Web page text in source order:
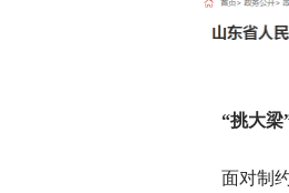
“挑大梁
面对制